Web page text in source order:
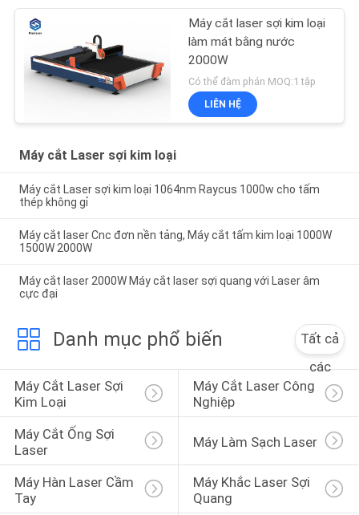
Máy cắt laser sợi kim loại
làm mát bằng nước
2000W
Có thể đàm phán MOQ:1 tập
LIÊN HỆ
Máy cắt Laser sợi kim loại
Máy cắt Laser sợi kim loại 1064nm Raycus 1000w cho tấm
thép không gỉ
Máy cắt laser Cnc đơn nền tảng, Máy cắt tấm kim loại 1000W
1500W 2000W
Máy cắt laser 2000W Máy cắt laser sợi quang với Laser âm
cực đại
Danh mục phổ biến
Tất cả
các
Máy Cắt Laser Sợi
Kim Loại
Máy Cắt Laser Công
Nghiệp
Máy Cắt Ống Sợi
Laser
Máy Làm Sạch Laser
Máy Hàn Laser Cầm
Tay
Máy Khắc Laser Sợi
Quang